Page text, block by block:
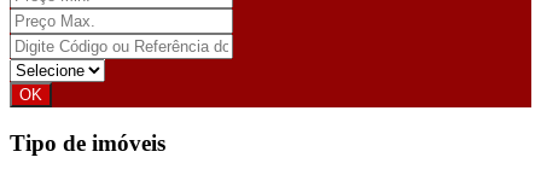
Tipo de imóveis